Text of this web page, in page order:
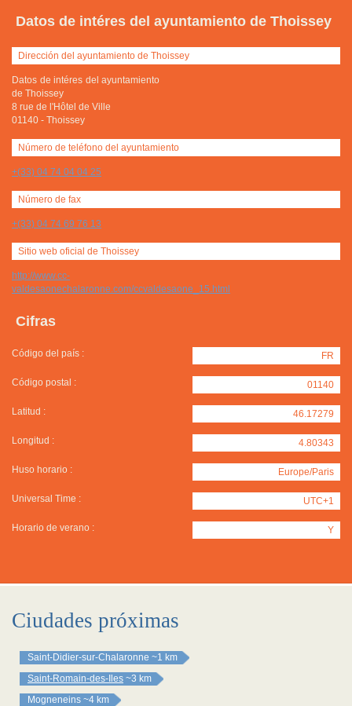
Datos de intéres del ayuntamiento de Thoissey
Dirección del ayuntamiento de Thoissey
Datos de intéres del ayuntamiento
de Thoissey
8 rue de l'Hôtel de Ville
01140 - Thoissey
Número de teléfono del ayuntamiento
+(33) 04 74 04 04 25
Número de fax
+(33) 04 74 69 76 13
Sitio web oficial de Thoissey
http://www.cc-
valdesaonechalaronne.com/ccvaldesaone_15.html
Cifras
Código del país : FR
Código postal : 01140
Latitud : 46.17279
Longitud : 4.80343
Huso horario : Europe/Paris
Universal Time : UTC+1
Horario de verano : Y
Ciudades próximas
Saint-Didier-sur-Chalaronne ~1 km
Saint-Romain-des-Iles ~3 km
Mogneneins ~4 km